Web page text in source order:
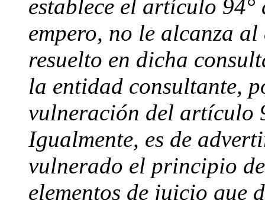
establece el artículo
empero, no le alcanza
resuelto en dicha
la entidad consultante,
vulneración del artículo
Igualmente, es de
vulnerado el principio
elementos de juicio que